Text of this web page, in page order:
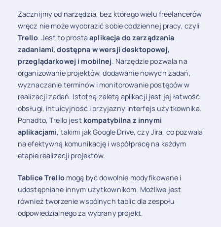
Zacznijmy od narzędzia, bez którego wielu freelancerów
wręcz nie może wyobrazić sobie codziennej pracy, czyli
Trello. Jest to prosta aplikacja do zarządzania
zadaniami, dostępna w wersji desktopowej,
przeglądarkowej i mobilnej. Narzędzie pozwala na
organizowanie projektów, dodawanie nowych zadań,
wyznaczanie terminów i monitorowanie postępów w
realizacji zadań. Istotną zaletą aplikacji jest jej łatwość
obsługi, intuicyjność i przyjazny interfejs użytkownika.
Ponadto, Trello jest kompatybilna z innymi
aplikacjami, takimi jak Google Drive, czy Jira, co pozwala
na efektywną komunikację i współpracę na każdym
etapie realizacji projektów.
Tablice Trellomogą być dowolnie modyfikowane i
udostępniane innym użytkownikom. Możliwe jest
również tworzenie wspólnych tablic dla zespołu
odpowiedzialnego za wybrany projekt.